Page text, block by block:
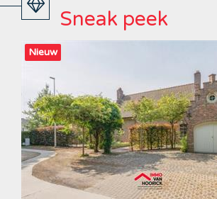
Sneak peek
Nieuw